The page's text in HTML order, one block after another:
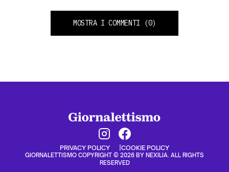
MOSTRA I COMMENTI (0)
PRIVACY POLICY COOKIE POLICY
GIORNALETTISMO COPYRIGHT © 2026 BY NEXILIA. ALL RIGHTS
RESERVED